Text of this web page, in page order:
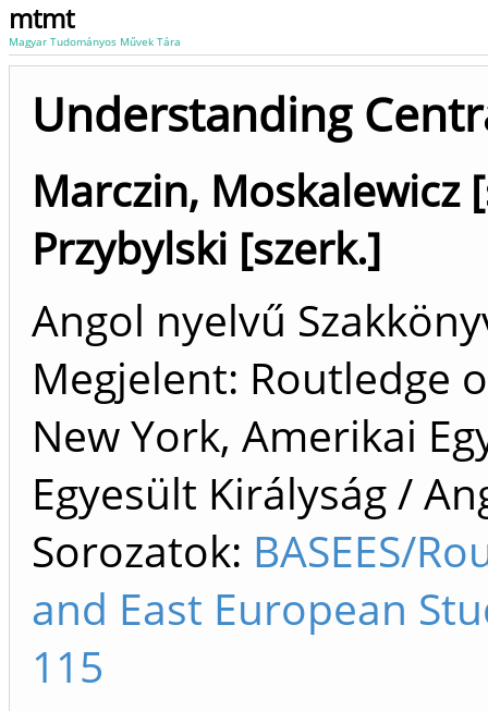
mtmt
Magyar Tudományos Művek Tára
Understanding
Marczin, Moskalewicz
Przybylski [szerk.]
Angol nyelvű
Megjelent: Routledge
New York, Amerikai
Egyesült Királyság /
Sorozatok: BASEES/
and East European
115